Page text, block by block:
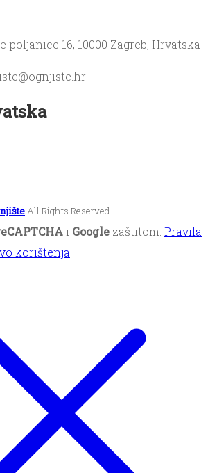
poljanice 16, 10000 Zagreb, Hrvatska
All Rights Reserved.
i Google zaštitom. Pravila
korištenja